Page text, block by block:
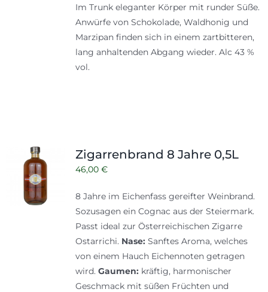
Im Trunk eleganter Körper mit runder Süße.
Anwürfe von Schokolade, Waldhonig und
Marzipan finden sich in einem zartbitteren,
lang anhaltenden Abgang wieder. Alc 43 %
vol.
Zigarrenbrand 8 Jahre 0,5L
46,00 €
8 Jahre im Eichenfass gereifter Weinbrand.
Sozusagen ein Cognac aus der Steiermark.
Passt ideal zur Österreichischen Zigarre
Ostarrichi. Nase:Sanftes Aroma, welches
von einem Hauch Eichennoten getragen
wird. Gaumen:kräftig, harmonischer
Geschmack mit süßen Früchten und